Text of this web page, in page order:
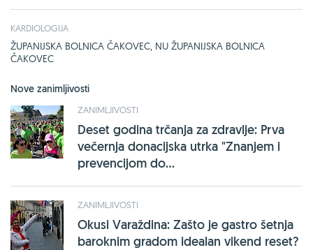
KARDIOLOGIJA
ŽUPANIJSKA BOLNICA ČAKOVEC, NU ŽUPANIJSKA BOLNICA
ČAKOVEC
Nove zanimljivosti
ZANIMLJIVOSTI
Deset godina trčanja za zdravlje: Prva
večernja donacijska utrka "Znanjem i
prevencijom do...
ZANIMLJIVOSTI
Okusi Varaždina: Zašto je gastro šetnja
baroknim gradom idealan vikend reset?